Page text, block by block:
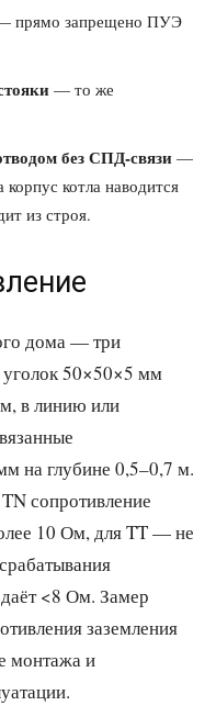
прямо запрещено ПУЭ
— то же
без СПД-связи —
котла наводится
из строя.
дома — три
уголок 50×50×5 мм
в линию или
на глубине 0,5–0,7 м.
сопротивление
10 Ом, для TT — не
<8 Ом. Замер
заземления
монтажа и